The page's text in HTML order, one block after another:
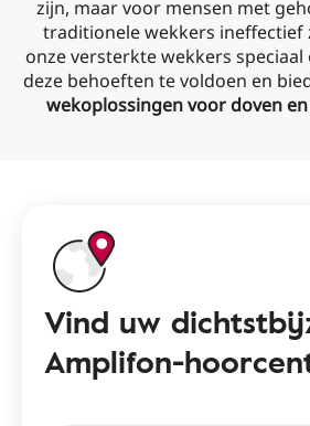
zijn, maar voor mensen met
traditionele wekkers ineffectief
onze versterkte wekkers
deze behoeften te voldoen en
wekoplossingen voor doven
Vind uw
Amplifon-